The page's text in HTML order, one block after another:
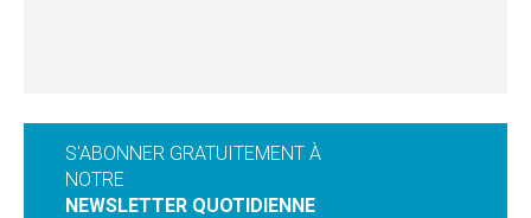
S'ABONNER GRATUITEMENT À
NOTRE
NEWSLETTER QUOTIDIENNE